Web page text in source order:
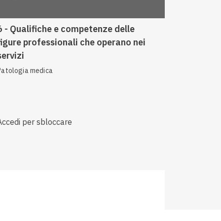
- Qualifiche e competenze delle
professionali che operano nei
medica
per sbloccare